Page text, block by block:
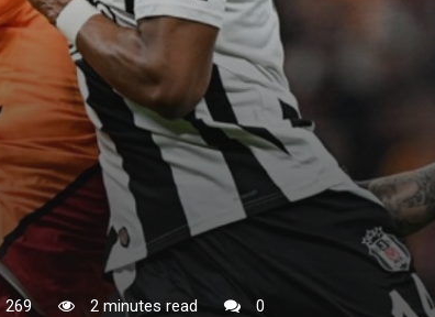
269 2 minutes read 0